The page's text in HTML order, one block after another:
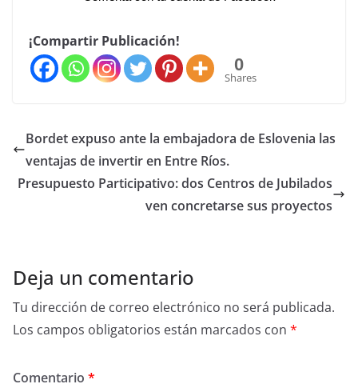
¡Compartir Publicación!
0
Shares
Bordet expuso ante la embajadora de Eslovenia las
ventajas de invertir en Entre Ríos.
Presupuesto Participativo: dos Centros de Jubilados
ven concretarse sus proyectos
Deja un comentario
Tu dirección de correo electrónico no será publicada.
Los campos obligatorios están marcados con *
Comentario *